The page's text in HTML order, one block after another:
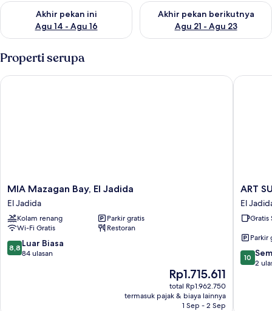
Akhir pekan ini
Agu 14 - Agu 16
Periksa ketersediaan untuk akhir pekan ini Agu 14 - Agu 16
Akhir pekan berikutnya
Agu 21 - Agu 23
Periksa ketersediaan untuk
Properti serupa
MIA
Mazagan
Bay,
El
Jadida
El
Jadida
MIA Mazagan Bay, El Jadida
El Jadida
Kolam renang
Parkir gratis
Wi-Fi Gratis
Restoran
8.8
dari
8,8 Luar Biasa
84 ulasan
Harga
sekarang
Rp1.715.611
Rp1.715.611
total Rp1.962.750
termasuk pajak & biaya lainnya
1 Sep - 2 Sep
MIA Mazagan Bay, El Jadida
ART
SUITES
EL
JADIDA
Jadida
ART
El
Gratis
Parkir
10.0
dari
10
2
ART